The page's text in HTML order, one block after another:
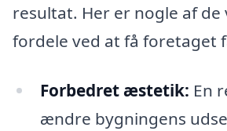
resultat. Her er nogle af
fordele ved at få foretaget
Forbedret æstetik: En
ændre bygningens